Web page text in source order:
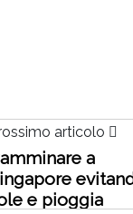
articolo
a
e pioggia